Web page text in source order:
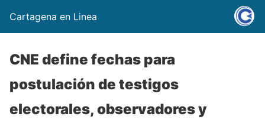
Cartagena en Linea
CNE define fechas para
postulación de testigos
electorales, observadores y